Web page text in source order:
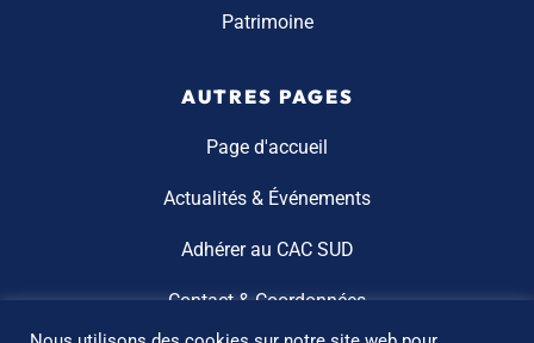
Patrimoine
AUTRES PAGES
Page d'accueil
Actualités & Événements
Adhérer au CAC SUD
Contact & Coordonnées